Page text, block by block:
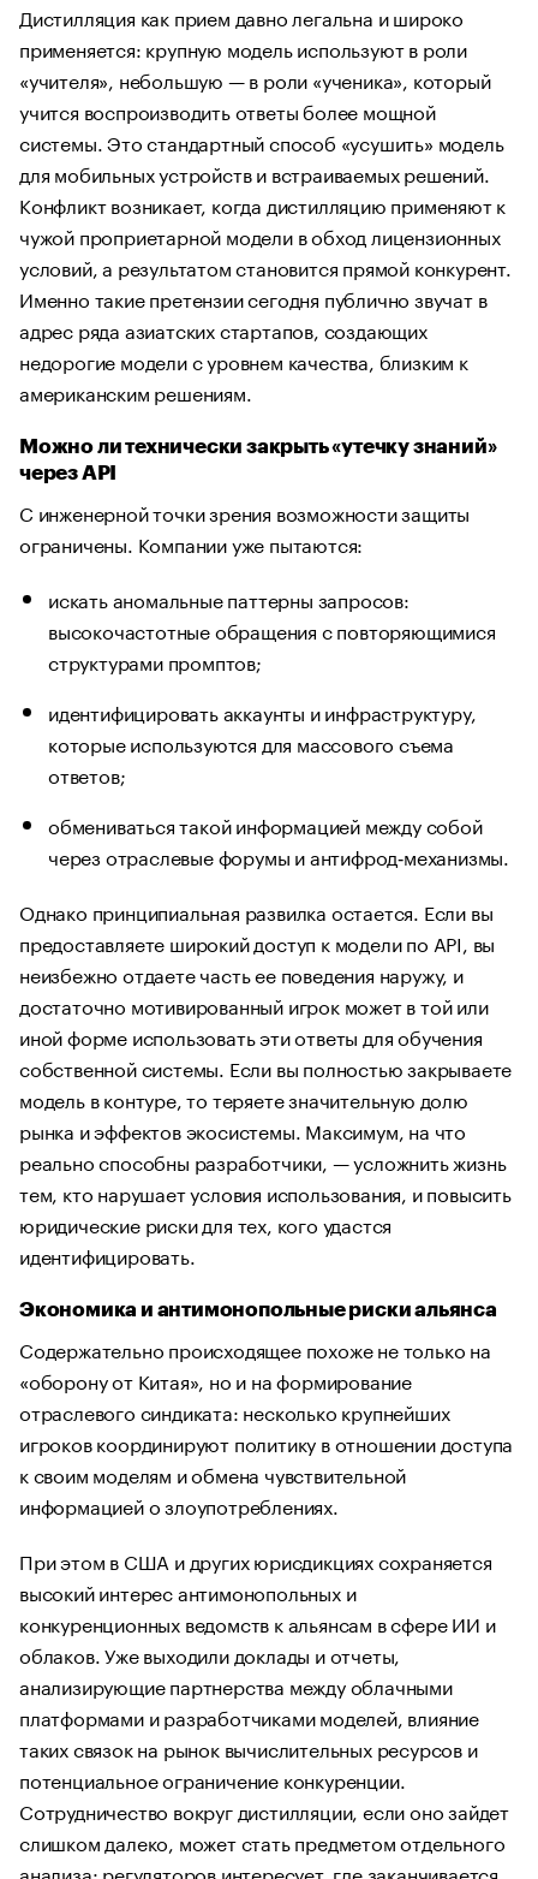
Дистилляция как прием давно легальна и широко
применяется: крупную модель используют в роли
«учителя», небольшую — в роли «ученика», который
учится воспроизводить ответы более мощной
системы. Это стандартный способ «усушить» модель
для мобильных устройств и встраиваемых решений.
Конфликт возникает, когда дистилляцию применяют к
чужой проприетарной модели в обход лицензионных
условий, а результатом становится прямой конкурент.
Именно такие претензии сегодня публично звучат в
адрес ряда азиатских стартапов, создающих
недорогие модели с уровнем качества, близким к
американским решениям.
Можно ли технически закрыть «утечку знаний»
через API
С инженерной точки зрения возможности защиты
ограничены. Компании уже пытаются:
искать аномальные паттерны запросов:
высокочастотные обращения с повторяющимися
структурами промптов;
идентифицировать аккаунты и инфраструктуру,
которые используются для массового съема
ответов;
обмениваться такой информацией между собой
через отраслевые форумы и антифрод‑механизмы.
Однако принципиальная развилка остается. Если вы
предоставляете широкий доступ к модели по API, вы
неизбежно отдаете часть ее поведения наружу, и
достаточно мотивированный игрок может в той или
иной форме использовать эти ответы для обучения
собственной системы. Если вы полностью закрываете
модель в контуре, то теряете значительную долю
рынка и эффектов экосистемы. Максимум, на что
реально способны разработчики, — усложнить жизнь
тем, кто нарушает условия использования, и повысить
юридические риски для тех, кого удастся
идентифицировать.
Экономика и антимонопольные риски альянса
Содержательно происходящее похоже не только на
«оборону от Китая», но и на формирование
отраслевого синдиката: несколько крупнейших
игроков координируют политику в отношении доступа
к своим моделям и обмена чувствительной
информацией о злоупотреблениях.
При этом в США и других юрисдикциях сохраняется
высокий интерес антимонопольных и
конкуренционных ведомств к альянсам в сфере ИИ и
облаков. Уже выходили доклады и отчеты,
анализирующие партнерства между облачными
платформами и разработчиками моделей, влияние
таких связок на рынок вычислительных ресурсов и
потенциальное ограничение конкуренции.
Сотрудничество вокруг дистилляции, если оно зайдет
слишком далеко, может стать предметом отдельного
анализа: регуляторов интересует, где заканчивается